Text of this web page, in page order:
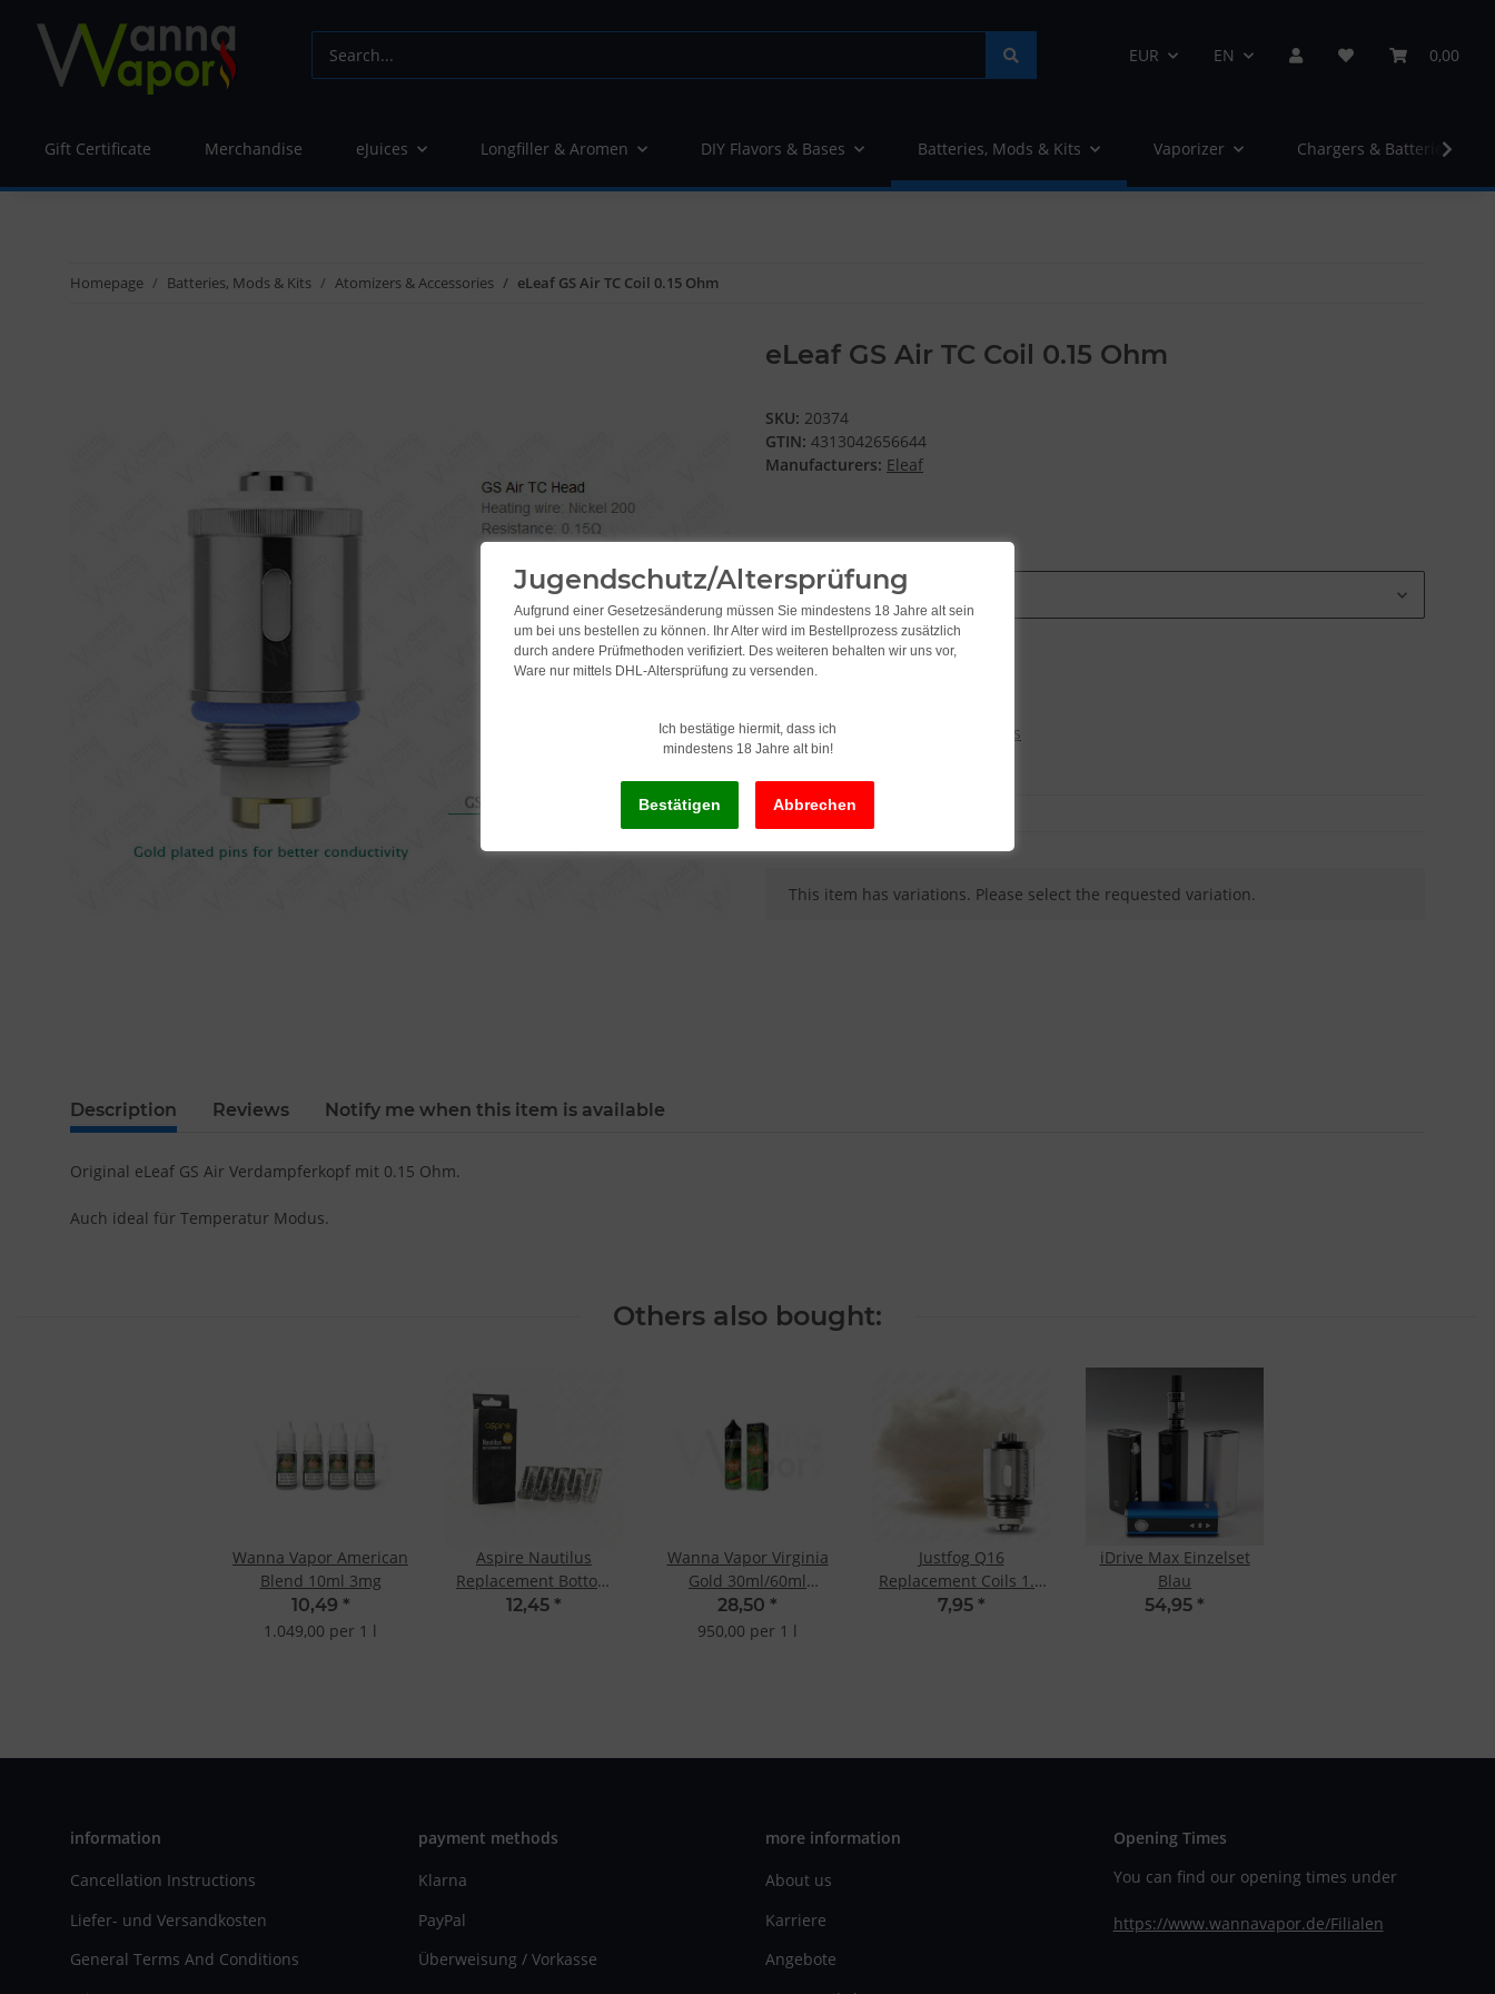
EUR EN 0,00
Gift Certificate Merchandise eJuices Longfiller & Aromen DIY Flavors & Bases Batteries, Mods & Kits Vaporizer Chargers & Batteries
Homepage Batteries, Mods & Kits Atomizers & Accessories eLeaf GS Air TC Coil 0.15 Ohm
eLeaf GS Air TC Coil 0.15 Ohm
SKU: 20374
GTIN: 4313042656644
Manufacturers: Eleaf
Please select a variation.
2,49
incl. 19% VAT , plus
shipping costs
Old price: 2,95
x
This item has variations. Please select the requested variation.
Description Reviews Notify me when this item is available
Original eLeaf GS Air Verdampferkopf mit 0.15 Ohm.
Auch ideal für Temperatur Modus.
Others also bought:
Wanna Vapor American
Blend 10ml 3mg
10,49 *
1.049,00 per 1 l
Aspire Nautilus
Replacement Bottom
Vertical Coil 0.3 Ohm
12,45 *
Wanna Vapor Virginia
Gold 30ml/60ml
Shake&Vape
28,50 *
950,00 per 1 l
Justfog Q16
Replacement Coils 1.6
Ohm
7,95 *
iDrive Max Einzelset
Blau
54,95 *
information
Cancellation Instructions
Liefer- und Versandkosten
General Terms And Conditions
payment methods
Klarna
PayPal
Überweisung / Vorkasse
more information
About us
Karriere
Angebote
Opening Times
You can find our opening times under
https://www.wannavapor.de/Filialen
Jugendschutz/Altersprüfung
Aufgrund einer Gesetzesänderung müssen Sie mindestens 18 Jahre alt sein
um bei uns bestellen zu können. Ihr Alter wird im Bestellprozess zusätzlich
durch andere Prüfmethoden verifiziert. Des weiteren behalten wir uns vor,
Ware nur mittels DHL-Altersprüfung zu versenden.
Ich bestätige hiermit, dass ich
mindestens 18 Jahre alt bin!